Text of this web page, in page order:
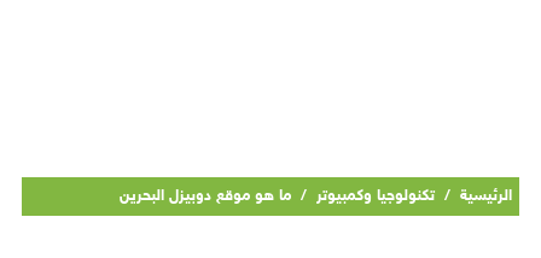
الرئيسية / تكنولوجيا وكمبيوتر / ما هو موقع دوبيزل البحرين